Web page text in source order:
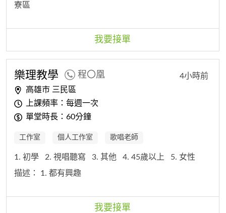
寮區
我要接單
樂理教學 程〇凰
高雄市 三民區
上課頻率：每週一次
單堂時長：60分鐘
4小時前
工作室 個人工作室 歌唱老師
1. 初學 2. 視唱聽寫 3. 其他 4. 45歲以上
5. 女性
描述： 1. 都有興趣
我要接單